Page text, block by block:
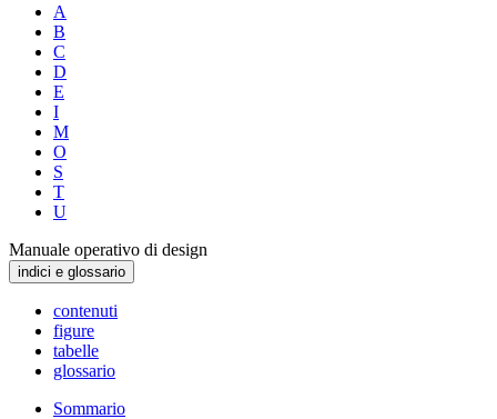
A
B
C
D
E
I
M
O
S
T
U
Manuale operativo di design
indici e glossario
contenuti
figure
tabelle
glossario
Sommario